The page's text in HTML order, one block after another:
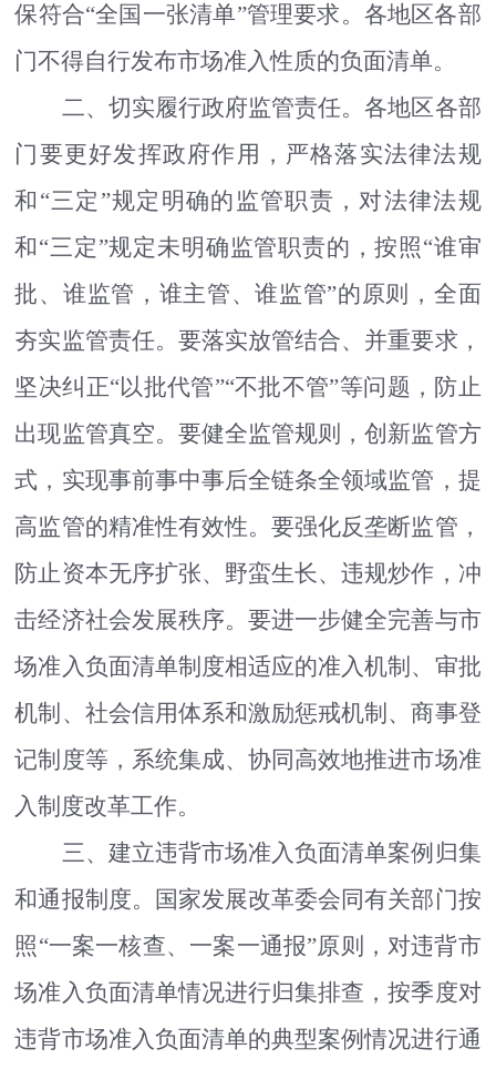
保符合“全国一张清单”管理要求。各地区各部
门不得自行发布市场准入性质的负面清单。
二、切实履行政府监管责任。各地区各部
门要更好发挥政府作用，严格落实法律法规
和 “三定 ”规定明确的监管职责，对法律法规
和“三定”规定未明确监管职责的，按照“谁审
批、谁监管，谁主管、谁监管”的原则，全面
夯实监管责任。要落实放管结合、并重要求，
坚决纠正“以批代管”“不批不管”等问题，防止
出现监管真空。要健全监管规则，创新监管方
式，实现事前事中事后全链条全领域监管，提
高监管的精准性有效性。要强化反垄断监管，
防止资本无序扩张、野蛮生长、违规炒作，冲
击经济社会发展秩序。要进一步健全完善与市
场准入负面清单制度相适应的准入机制、审批
机制、社会信用体系和激励惩戒机制、商事登
记制度等，系统集成、协同高效地推进市场准
入制度改革工作。
三、建立违背市场准入负面清单案例归集
和通报制度。
国家发展改革委会同有关部门按
照“一案一核查、一案一通报”原则，对违背市
场准入负面清单情况进行归集排查，按季度对
违背市场准入负面清单的典型案例情况进行通